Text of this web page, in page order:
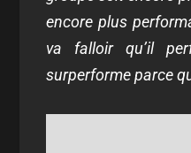
encore plus
va falloir qu’il
surperforme parce